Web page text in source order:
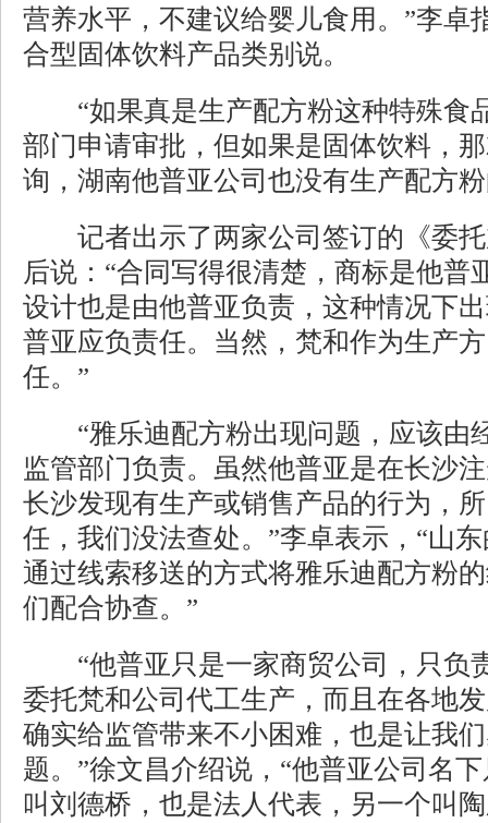
营养水平，不建议给婴儿食用。”李卓
合型固体饮料产品类别说。
“如果真是生产配方粉这种特殊食
部门申请审批，但如果是固体饮料，
询，湖南他普亚公司也没有生产配方
记者出示了两家公司签订的《委托
后说：“合同写得很清楚，商标是他普
设计也是由他普亚负责，这种情况下
普亚应负责任。当然，梵和作为生产
任。”
“雅乐迪配方粉出现问题，应该由
监管部门负责。虽然他普亚是在长沙
长沙发现有生产或销售产品的行为，
任，我们没法查处。”李卓表示，“山
通过线索移送的方式将雅乐迪配方粉
们配合协查。”
“他普亚只是一家商贸公司，只负
委托梵和公司代工生产，而且在各地
确实给监管带来不小困难，也是让我
题。”徐文昌介绍说，“他普亚公司名
叫刘德桥，也是法人代表，另一个叫